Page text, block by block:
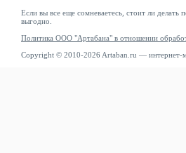
Если вы все еще сомневаетесь, стоит ли делать
выгодно.
Политика ООО "Артабана" в отношении
Copyright © 2010-2026 Artaban.ru — интернет-